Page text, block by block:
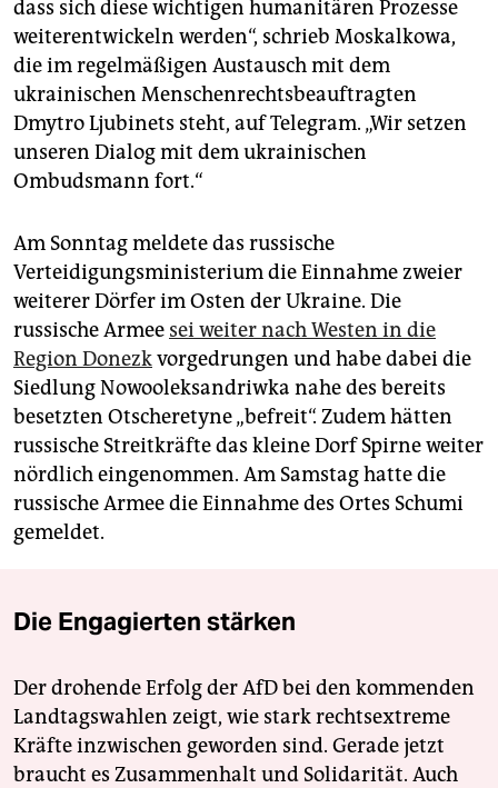
dass sich diese wichtigen humanitären Prozesse
weiterentwickeln werden“, schrieb Moskalkowa,
die im regelmäßigen Austausch mit dem
ukrainischen Menschenrechtsbeauftragten
Dmytro Ljubinets steht, auf Telegram. „Wir setzen
unseren Dialog mit dem ukrainischen
Ombudsmann fort.“
Am Sonntag meldete das russische
Verteidigungsministerium die Einnahme zweier
weiterer Dörfer im Osten der Ukraine. Die
russische Armee sei weiter nach Westen in die
Region Donezkvorgedrungen und habe dabei die
Siedlung Nowooleksandriwka nahe des bereits
besetzten Otscheretyne „befreit“. Zudem hätten
russische Streitkräfte das kleine Dorf Spirne weiter
nördlich eingenommen. Am Samstag hatte die
russische Armee die Einnahme des Ortes Schumi
gemeldet.
Die Engagierten stärken
Der drohende Erfolg der AfD bei den kommenden
Landtagswahlen zeigt, wie stark rechtsextreme
Kräfte inzwischen geworden sind. Gerade jetzt
braucht es Zusammenhalt und Solidarität. Auch